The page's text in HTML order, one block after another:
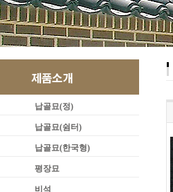
납골묘(정)
납골묘(쉼터)
납골묘(한국형)
평장묘
비석